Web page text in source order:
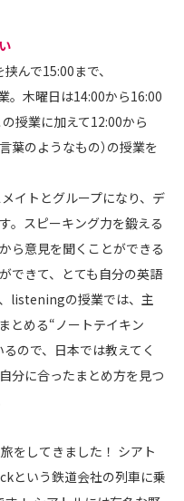
んで15:00まで、
木曜日は14:00から16:00
授業に加えて12:00から
葉のようなもの）の授業を
イトとグループになり、デ
。スピーキング力を鍛える
ら意見を聞くことができる
できて、とても自分の英語
listeningの授業では、主
とめる“ノートテイキン
ので、日本では教えてく
分に合ったまとめ方を見つ
をしてきました！ シアト
という鉄道会社の列車に乗